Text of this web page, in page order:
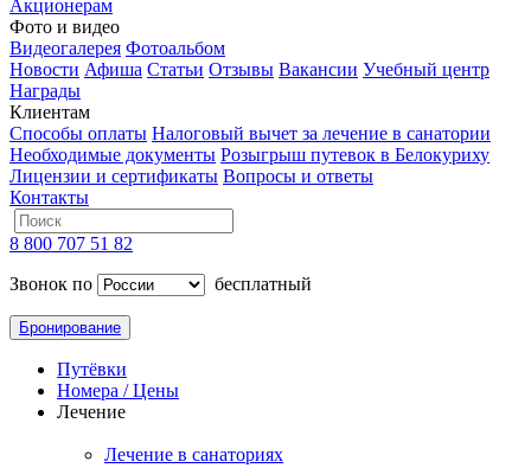
Акционерам
Фото и видео
Видеогалерея Фотоальбом
Новости Афиша Статьи Отзывы Вакансии Учебный центр
Награды
Клиентам
Способы оплаты Налоговый вычет за лечение в санатории
Необходимые документы Розыгрыш путевок в Белокуриху
Лицензии и сертификаты Вопросы и ответы
Контакты
8 800 707 51 82
Звонок по
бесплатный
Бронирование
Путёвки
Номера / Цены
Лечение
Лечение в санаториях